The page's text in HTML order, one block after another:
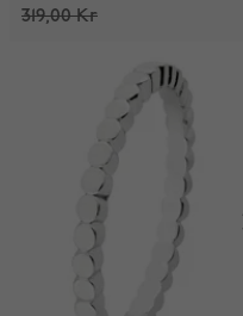
319,00 Kr